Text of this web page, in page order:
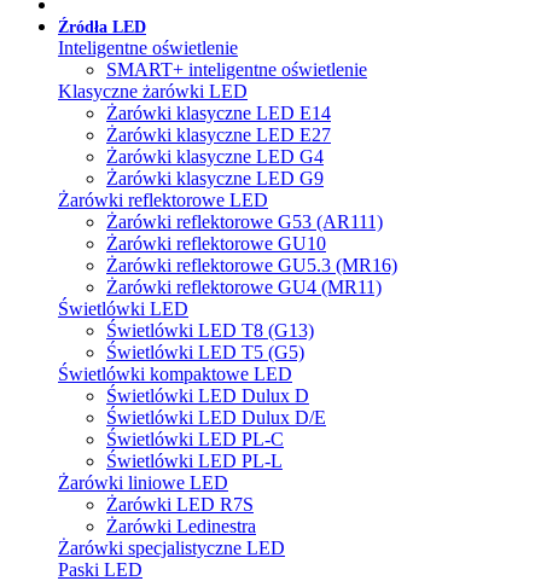
Źródła LED
Inteligentne oświetlenie
SMART+ inteligentne oświetlenie
Klasyczne żarówki LED
Żarówki klasyczne LED E14
Żarówki klasyczne LED E27
Żarówki klasyczne LED G4
Żarówki klasyczne LED G9
Żarówki reflektorowe LED
Żarówki reflektorowe G53 (AR111)
Żarówki reflektorowe GU10
Żarówki reflektorowe GU5.3 (MR16)
Żarówki reflektorowe GU4 (MR11)
Świetlówki LED
Świetlówki LED T8 (G13)
Świetlówki LED T5 (G5)
Świetlówki kompaktowe LED
Świetlówki LED Dulux D
Świetlówki LED Dulux D/E
Świetlówki LED PL-C
Świetlówki LED PL-L
Żarówki liniowe LED
Żarówki LED R7S
Żarówki Ledinestra
Żarówki specjalistyczne LED
Paski LED